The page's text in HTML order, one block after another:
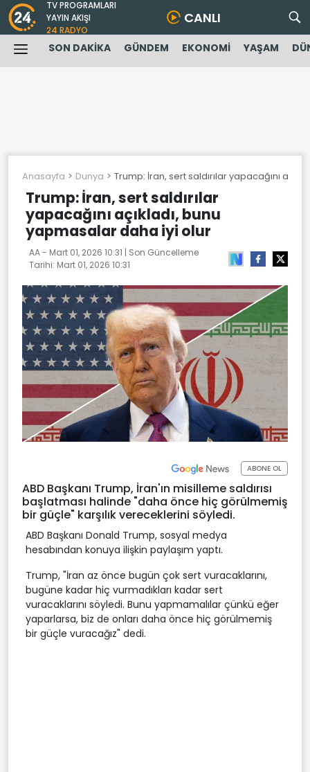
TV PROGRAMLARI
YAYIN AKIŞI
24 RADYO
CANLI
SON DAKİKA GÜNDEM EKONOMİ YAŞAM
Anasayfa Dunya Trump: İran, sert saldırılar yapacağını
Trump: İran, sert saldırılar
yapacağını açıkladı, bunu
yapmasalar daha iyi olur
AA - Mart 01, 2026 10:31 | Son Güncelleme
Tarihi: Mart 01, 2026 10:31
ABONE OL
ABD Başkanı Trump, İran'ın misilleme saldırısı
başlatması halinde "daha önce hiç görülmemiş
bir güçle" karşılık vereceklerini söyledi.
ABD Başkanı Donald Trump, sosyal medya
hesabından konuya ilişkin paylaşım yaptı.
Trump, "İran az önce bugün çok sert vuracaklarını,
bugüne kadar hiç vurmadıkları kadar sert
vuracaklarını söyledi. Bunu yapmamalılar çünkü eğer
yaparlarsa, biz de onları daha önce hiç görülmemiş
bir güçle vuracağız" dedi.